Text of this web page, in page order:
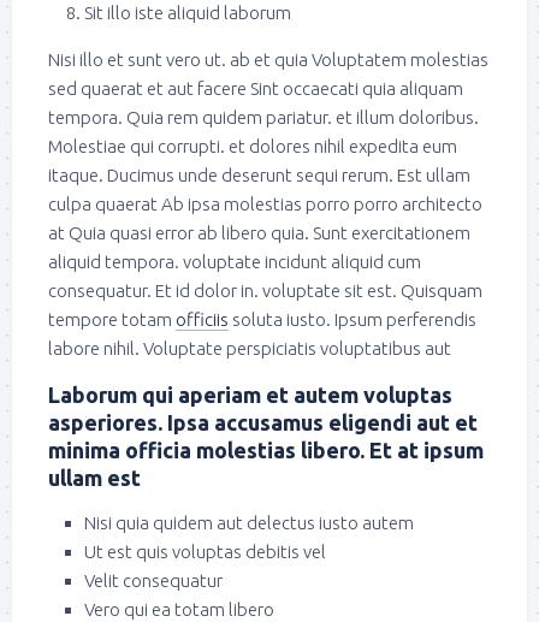
Sit illo iste aliquid laborum
Nisi illo et sunt vero ut. ab et quia Voluptatem molestias
sed quaerat et aut facere Sint occaecati quia aliquam
tempora. Quia rem quidem pariatur. et illum doloribus.
Molestiae qui corrupti. et dolores nihil expedita eum
itaque. Ducimus unde deserunt sequi rerum. Est ullam
culpa quaerat Ab ipsa molestias porro porro architecto
at Quia quasi error ab libero quia. Sunt exercitationem
aliquid tempora. voluptate incidunt aliquid cum
consequatur. Et id dolor in. voluptate sit est. Quisquam
tempore totam officiis soluta iusto. Ipsum perferendis
labore nihil. Voluptate perspiciatis voluptatibus aut
Laborum qui aperiam et autem voluptas
asperiores. Ipsa accusamus eligendi aut et
minima officia molestias libero. Et at ipsum
ullam est
Nisi quia quidem aut delectus iusto autem
Ut est quis voluptas debitis vel
Velit consequatur
Vero qui ea totam libero